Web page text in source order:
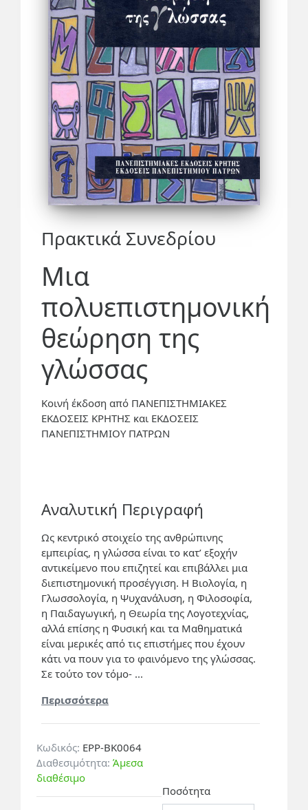
Πρακτικά Συνεδρίου
Μια
πολυεπιστημονική
θεώρηση της
γλώσσας
Κοινή έκδοση από ΠΑΝΕΠΙΣΤΗΜΙΑΚΕΣ
ΕΚΔΟΣΕΙΣ ΚΡΗΤΗΣ και ΕΚΔΟΣΕΙΣ
ΠΑΝΕΠΙΣΤΗΜΙΟΥ ΠΑΤΡΩΝ
Αναλυτική Περιγραφή
Ως κεντρικό στοιχείο της ανθρώπινης
εμπειρίας, η γλώσσα είναι το κατ’ εξοχήν
αντικείμενο που επιζητεί και επιβάλλει μια
διεπιστημονική προσέγγιση. Η Βιολογία, η
Γλωσσολογία, η Ψυχανάλυση, η Φιλοσοφία,
η Παιδαγωγική, η Θεωρία της Λογοτεχνίας,
αλλά επίσης η Φυσική και τα Μαθηματικά
είναι μερικές από τις επιστήμες που έχουν
κάτι να πουν για το φαινόμενο της γλώσσας.
Σε τούτο τον τόμο- ...
Περισσότερα
Κωδικός: EPP-BK0064
Διαθεσιμότητα: Άμεσα
διαθέσιμο
Ποσότητα